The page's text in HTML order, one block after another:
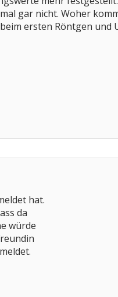
gar nicht. Woher
ersten Röntgen
hat.
da
würde